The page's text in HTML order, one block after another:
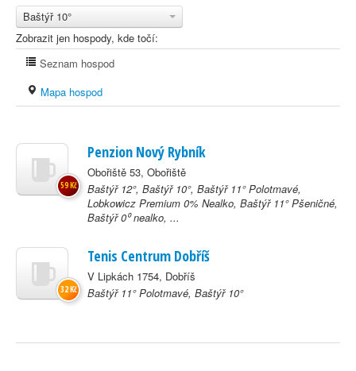
Baštýř 10°
Zobrazit jen hospody, kde točí:
Seznam hospod
Mapa hospod
Penzion Nový Rybník
Obořiště 53, Obořiště
Baštýř 12°, Baštýř 10°, Baštýř 11° Polotmavé,
Lobkowicz Premium 0% Nealko, Baštýř 11° Pšeničné,
Baštýř 0⁰ nealko, ...
59 Kč
Tenis Centrum Dobříš
V Lipkách 1754, Dobříš
Baštýř 11° Polotmavé, Baštýř 10°
32 Kč